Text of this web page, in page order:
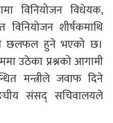
विनियोजन विधेयक,
विनियोजन शीर्षकमाथि
छलफल हुने भएको छ।
उठेका प्रश्नको आगामी
मन्त्रीले जवाफ दिने
संसद् सचिवालयले